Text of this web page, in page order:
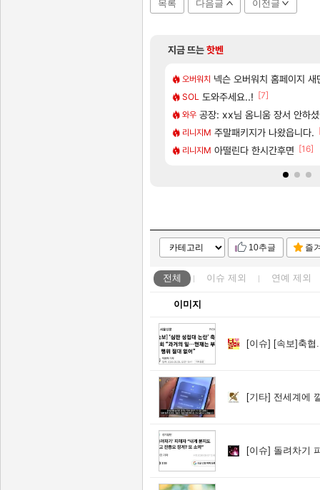
목록 다음글 이전글
지금 뜨는핫벤
오버워치 넥슨 오버워치 홈페이지 새
SOL 도와주세요..! [7]
와우 공장: xx님 옴니움 장서 안하
리니지M 주말패키지가 나왔읍니다.
리니지M 아떨린다 한시간후면 [16]
비스트 모든 성소 위치 공략 (40개)
리밋제로 프롤로그 테스트를 마치고
비스트 모든 바우에라 업그레이드 아
아스오라 카가미하라 하루 성우 정보
GTA6 8월 28일 넷플릭스에서 예고
10추글 즐
전체 이슈 제외 연예 제외
이미지
[이슈] [속보]축협...
[기타] 전세계에
[이슈] 돌려차기 피해